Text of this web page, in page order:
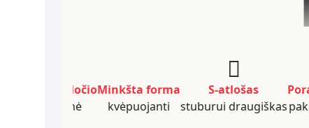
Minkšta forma
kvėpuojanti
S-atlošas
stuburui draugiškaspakeliami